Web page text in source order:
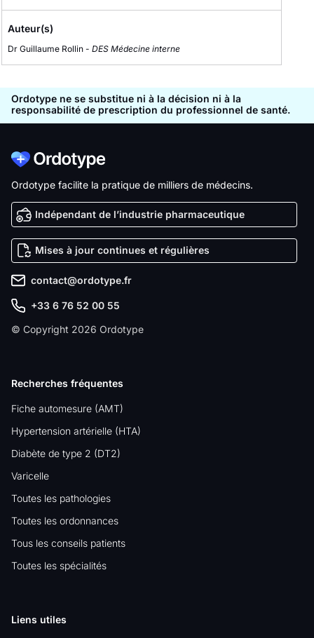
Auteur(s)
Dr Guillaume Rollin - DES Médecine interne
Ordotype ne se substitue ni à la décision ni à la
responsabilité de prescription du professionnel de santé.
Ordotype facilite la pratique de milliers de médecins.
Indépendant de l’industrie pharmaceutique
Mises à jour continues et régulières
contact@ordotype.fr
+33 6 76 52 00 55
© Copyright 2026 Ordotype
Recherches fréquentes
Fiche automesure (AMT)
Hypertension artérielle (HTA)
Diabète de type 2 (DT2)
Varicelle
Toutes les pathologies
Toutes les ordonnances
Tous les conseils patients
Toutes les spécialités
Liens utiles